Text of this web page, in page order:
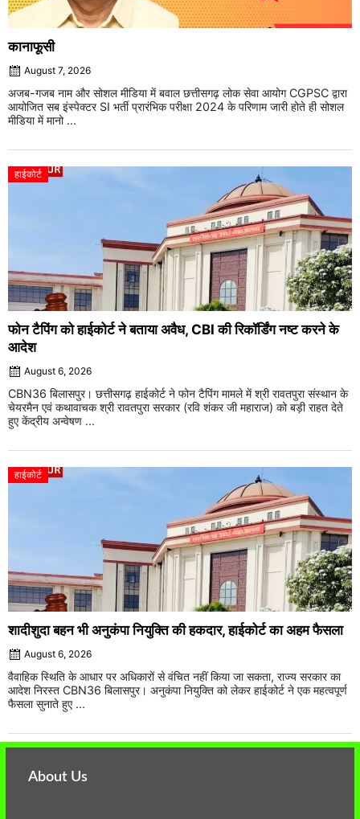
कानाफूसी
August 7, 2026
अजब-गजब नाम और सोशल मीडिया में बवाल छत्तीसगढ़ लोक सेवा आयोग CGPSC द्वारा
आयोजित सब इंस्पेक्टर SI भर्ती प्रारंभिक परीक्षा 2024 के परिणाम जारी होते ही सोशल
मीडिया में मानो ...
हाईकोर्ट
फोन टैपिंग को हाईकोर्ट ने बताया अवैध, CBI की रिकॉर्डिंग नष्ट करने के
आदेश
August 6, 2026
CBN36 बिलासपुर। छत्तीसगढ़ हाईकोर्ट ने फोन टैपिंग मामले में श्री रावतपुरा संस्थान के
चेयरमैन एवं कथावाचक श्री रावतपुरा सरकार (रवि शंकर जी महाराज) को बड़ी राहत देते
हुए केंद्रीय अन्वेषण ...
हाईकोर्ट
शादीशुदा बहन भी अनुकंपा नियुक्ति की हकदार, हाईकोर्ट का अहम फैसला
August 6, 2026
वैवाहिक स्थिति के आधार पर अधिकारों से वंचित नहीं किया जा सकता, राज्य सरकार का
आदेश निरस्त CBN36 बिलासपुर। अनुकंपा नियुक्ति को लेकर हाईकोर्ट ने एक महत्वपूर्ण
फैसला सुनाते हुए ...
About Us